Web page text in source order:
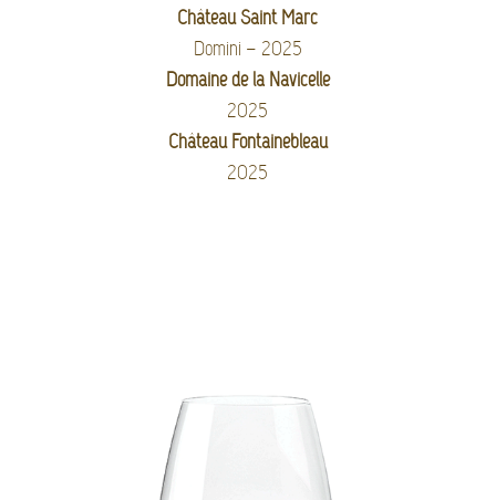
Château Saint Marc
Domini – 2025
Domaine de la Navicelle
2025
Château Fontainebleau
2025